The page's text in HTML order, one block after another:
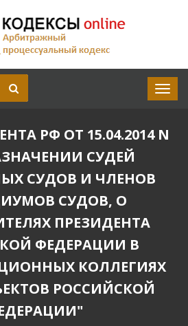
РФ ОТ 15.04.2014 N
СУДЕЙ
СУДОВ И ЧЛЕНОВ
СУДОВ, О
ПРЕЗИДЕНТА
ФЕДЕРАЦИИ В
КОЛЛЕГИЯХ
РОССИЙСКОЙ